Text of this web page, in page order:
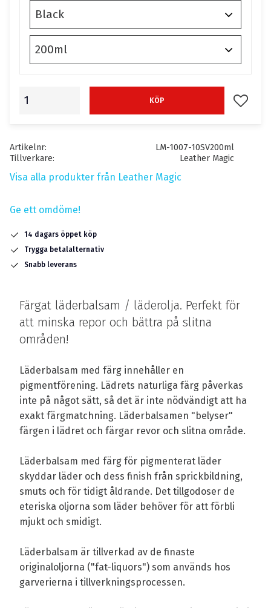
KÖP Lägg
Artikelnr
LM-1007-10SV200ml
Tillverkare
Leather Magic
Visa alla produkter från Leather Magic
Ge ett omdöme!
14 dagars öppet köp
Trygga betalalternativ
Snabb leverans
Färgat läderbalsam / läderolja. Perfekt för
att minska repor och bättra på slitna
områden!
Läderbalsam med färg innehåller en
pigmentförening. Lädrets naturliga färg påverkas
inte på något sätt, så det är inte nödvändigt att ha
exakt färgmatchning. Läderbalsamen "belyser"
färgen i lädret och färgar revor och slitna område.
Läderbalsam med färg för pigmenterat läder
skyddar läder och dess finish från sprickbildning,
smuts och för tidigt åldrande. Det tillgodoser de
eteriska oljorna som läder behöver för att förbli
mjukt och smidigt.
Läderbalsam är tillverkad av de finaste
originaloljorna ("fat-liquors") som används hos
garverierna i tillverkningsprocessen.